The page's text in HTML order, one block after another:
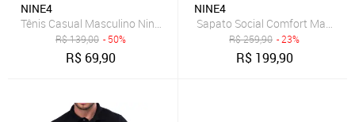
NINE4
Tênis Casual Masculino Nine4 Em Lona Macia Confort - Preto
R$139,00 - 50%
R$ 69,90
NINE4
Sapato Social Comfort Macio
R$259,90 - 23%
R$ 199,90